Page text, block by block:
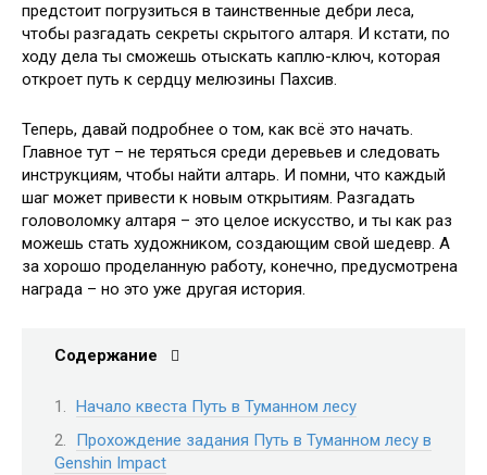
предстоит погрузиться в таинственные дебри леса,
чтобы разгадать секреты скрытого алтаря. И кстати, по
ходу дела ты сможешь отыскать каплю-ключ, которая
откроет путь к сердцу мелюзины Пахсив.
Теперь, давай подробнее о том, как всё это начать.
Главное тут – не теряться среди деревьев и следовать
инструкциям, чтобы найти алтарь. И помни, что каждый
шаг может привести к новым открытиям. Разгадать
головоломку алтаря – это целое искусство, и ты как раз
можешь стать художником, создающим свой шедевр. А
за хорошо проделанную работу, конечно, предусмотрена
награда – но это уже другая история.
Содержание
Начало квеста Путь в Туманном лесу
Прохождение задания Путь в Туманном лесу в
Genshin Impact